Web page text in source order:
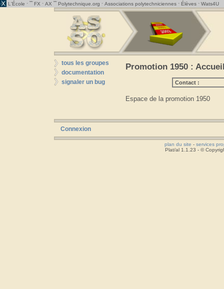
L'École · ˜˜ FX · AX ˜˜ Polytechnique.org · Associations polytechniciennes · Élèves · Wats4U
tous les groupes
documentation
signaler un bug
Promotion 1950 :
Contact :
Espace de la promotion 1950
Connexion
plan du site - services
Plat/al 1.1.23 - ©